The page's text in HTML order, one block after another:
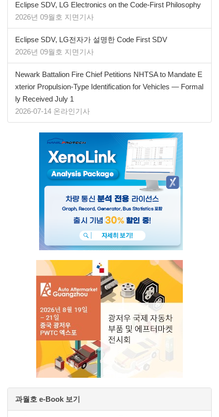
​​​​​​​Eclipse SDV, LG Electronics on the Code-First Philosophy
2026년 09월호 지면기사
Eclipse SDV, LG전자가 설명한 Code First SDV
2026년 09월호 지면기사
Newark Battalion Fire Chief Petitions NHTSA to Mandate E
xterior Propulsion-Type Identification for Vehicles — Formal
ly Received July 1
2026-07-14 온라인기사
과월호 e-Book 보기